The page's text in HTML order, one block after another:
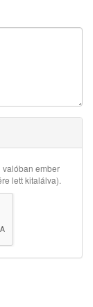
valóban ember
lett kitalálva).